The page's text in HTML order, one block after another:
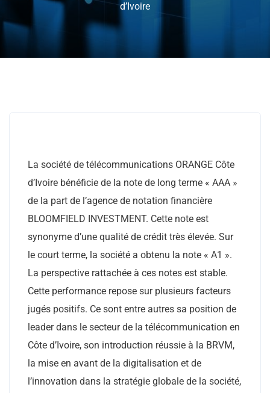
d’Ivoire
La société de télécommunications ORANGE Côte
d’Ivoire bénéficie de la note de long terme « AAA »
de la part de l’agence de notation financière
BLOOMFIELD INVESTMENT. Cette note est
synonyme d’une qualité de crédit très élevée. Sur
le court terme, la société a obtenu la note « A1 ».
La perspective rattachée à ces notes est stable.
Cette performance repose sur plusieurs facteurs
jugés positifs. Ce sont entre autres sa position de
leader dans le secteur de la télécommunication en
Côte d’Ivoire, son introduction réussie à la BRVM,
la mise en avant de la digitalisation et de
l’innovation dans la stratégie globale de la société,